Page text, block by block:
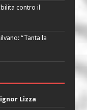
contro il
“Tanta la
Lizza